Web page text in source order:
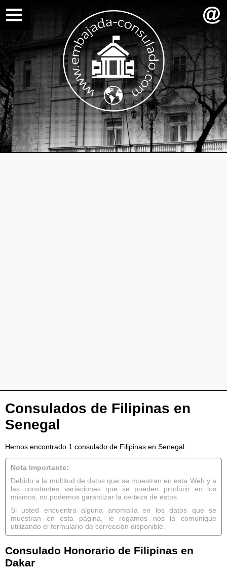
Consulados de Filipinas en
Senegal
Hemos encontrado 1 consulado de Filipinas en Senegal.
Nota Importante:
Debido a la multitud de datos que se muestran en esta Web y a
las constantes variaciones que se pueden producir en los
mismos, no podemos garantizar la certeza de estos.
Si usted encuentra alguna anomalía en los datos que se
muestran en esta página, le rogamos nos la comunique
utilizando el formulario de corrección disponible.
Consulado Honorario de Filipinas en
Dakar